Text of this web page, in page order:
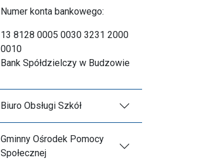
Numer konta bankowego:
13 8128 0005 0030 3231 2000
0010
Bank Spółdzielczy w Budzowie
Biuro Obsługi Szkół
Gminny Ośrodek Pomocy
Społecznej